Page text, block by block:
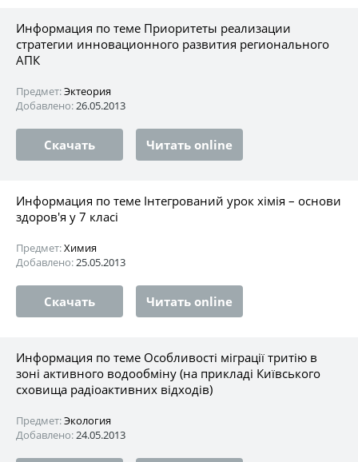
Информация по теме Приоритеты реализации
стратегии инновационного развития регионального
АПК
Предмет:Эктеория
Добавлено:26.05.2013
Скачать Читать online
Информация по теме Інтегрований урок хімія – основи
здоров'я у 7 класі
Предмет:Химия
Добавлено:25.05.2013
Скачать Читать online
Информация по теме Особливості міграції тритію в
зоні активного водообміну (на прикладі Київського
сховища радіоактивних відходів)
Предмет:Экология
Добавлено:24.05.2013